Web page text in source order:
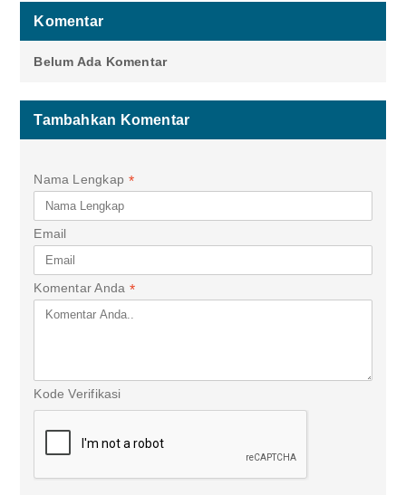
Komentar
Belum Ada Komentar
Tambahkan Komentar
Nama Lengkap *
Email
Komentar Anda *
Kode Verifikasi